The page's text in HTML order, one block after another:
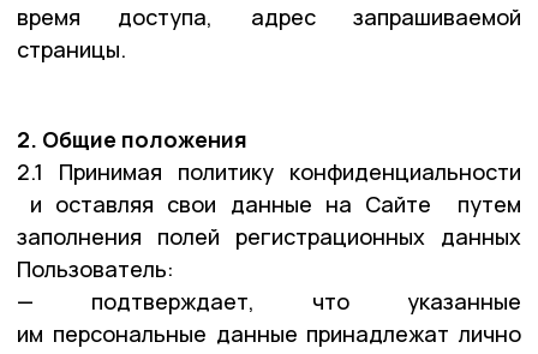
время доступа, адрес запрашиваемой
страницы.
2. Общие положения
2.1 Принимая политику конфиденциальности
и оставляя свои данные на Сайте путем
заполнения полей регистрационных данных
Пользователь:
— подтверждает, что указанные
им персональные данные принадлежат лично